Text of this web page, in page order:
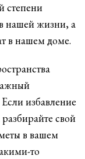
степени
нашей жизни, а
в нашем доме.
избавление
свой
в вашем
то